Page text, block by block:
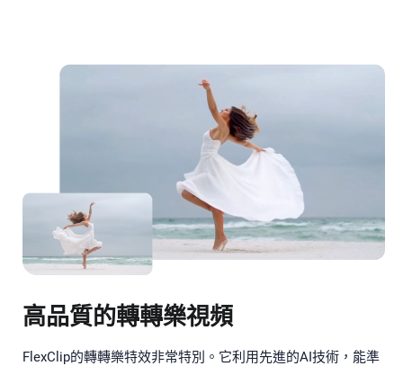
高品質的轉轉樂視頻
FlexClip的轉轉樂特效非常特別。它利用先進的AI技術，能準